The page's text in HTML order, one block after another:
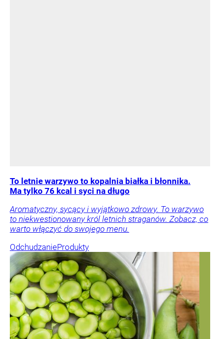
To letnie warzywo to kopalnia białka i błonnika.
Ma tylko 76 kcal i syci na długo
Aromatyczny, sycący i wyjątkowo zdrowy. To warzywo
to niekwestionowany król letnich straganów. Zobacz, co
warto włączyć do swojego menu.
OdchudzanieProdukty